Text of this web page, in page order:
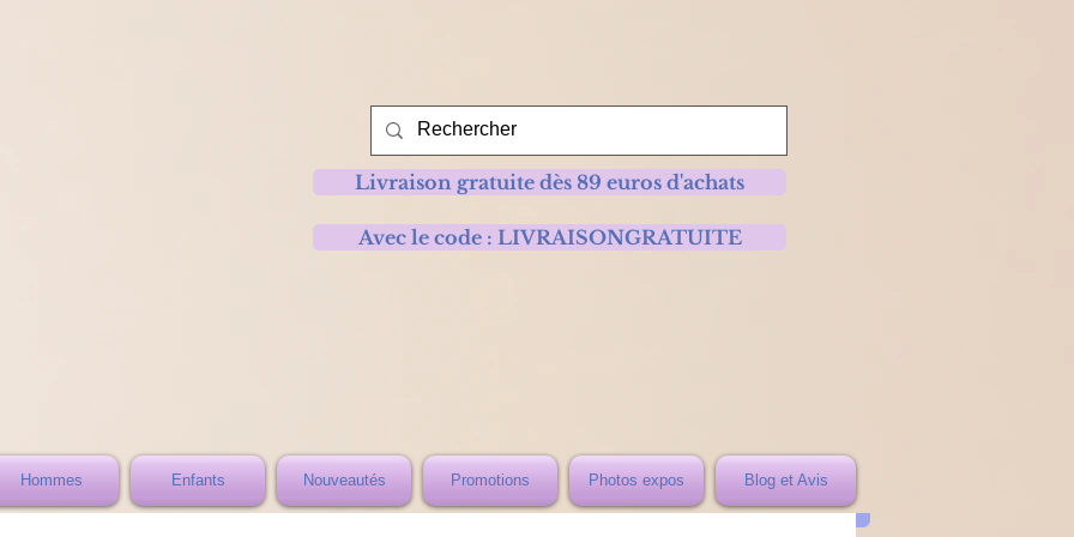
Livraison gratuite dès 89 euros d'achats
Avec le code : LIVRAISONGRATUITE
Hommes Enfants Nouveautés Promotions Photos expos Blog et Avis